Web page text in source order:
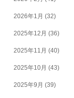
2026年1月 (32)
2025年12月 (36)
2025年11月 (40)
2025年10月 (43)
2025年9月 (39)